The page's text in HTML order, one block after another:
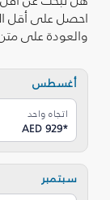
احصل على أقل
والعودة على
أغسطس
اتجاه واحد
AED 929*
سبتمبر